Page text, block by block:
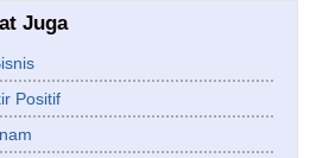
Juga
Positif